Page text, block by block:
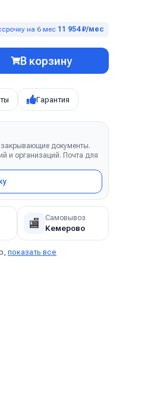
на 6 мес 11 954 ₽/мес
В корзину
Гарантия
документы.
и организаций. Почта для
🏬 Самовывоз
Кемерово
показать все